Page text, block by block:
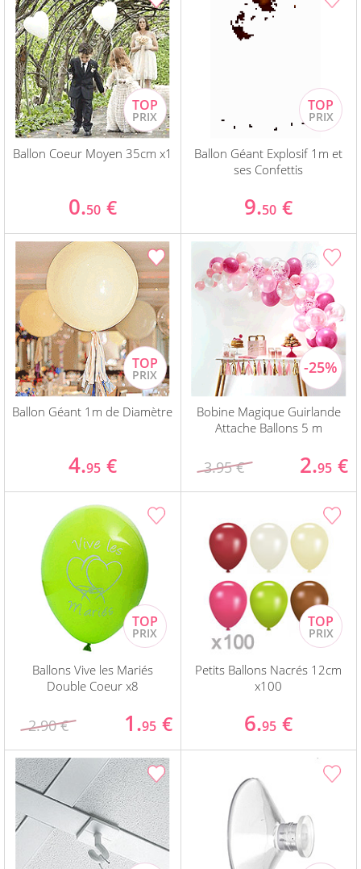
Ballon Coeur Moyen 35cm x1
0.50 €
Ballon Géant Explosif 1m et
ses Confettis
9.50 €
Ballon Géant 1m de Diamètre
4.95 €
Bobine Magique Guirlande
Attache Ballons 5 m
3.95 € 2.95 €
Ballons Vive les Mariés
Double Coeur x8
2.90 € 1.95 €
Petits Ballons Nacrés 12cm
x100
6.95 €